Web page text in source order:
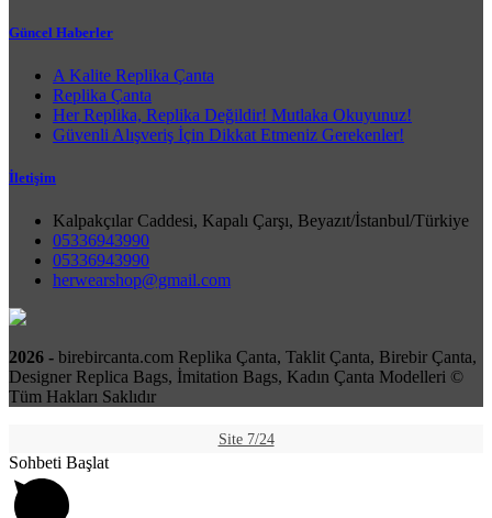
Güncel Haberler
A Kalite Replika Çanta
Replika Çanta
Her Replika, Replika Değildir! Mutlaka Okuyunuz!
Güvenli Alışveriş İçin Dikkat Etmeniz Gerekenler!
İletişim
Kalpakçılar Caddesi, Kapalı Çarşı, Beyazıt/İstanbul/Türkiye
05336943990
05336943990
herwearshop@gmail.com
2026 - birebircanta.com Replika Çanta, Taklit Çanta, Birebir Çanta,
Designer Replica Bags, İmitation Bags, Kadın Çanta Modelleri ©
Tüm Hakları Saklıdır
Site 7/24
Sohbeti Başlat